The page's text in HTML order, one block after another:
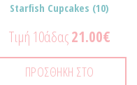
Starfish Cupcakes (10)
Τιμή 10άδας21.00€
ΠΡΟΣΘΉΚΗ ΣΤΟ